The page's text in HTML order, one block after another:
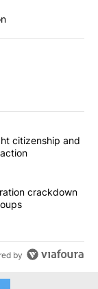
articles in the last
birthright
citizenship and
crackdown
by